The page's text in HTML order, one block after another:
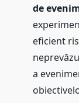
de
eficient
a